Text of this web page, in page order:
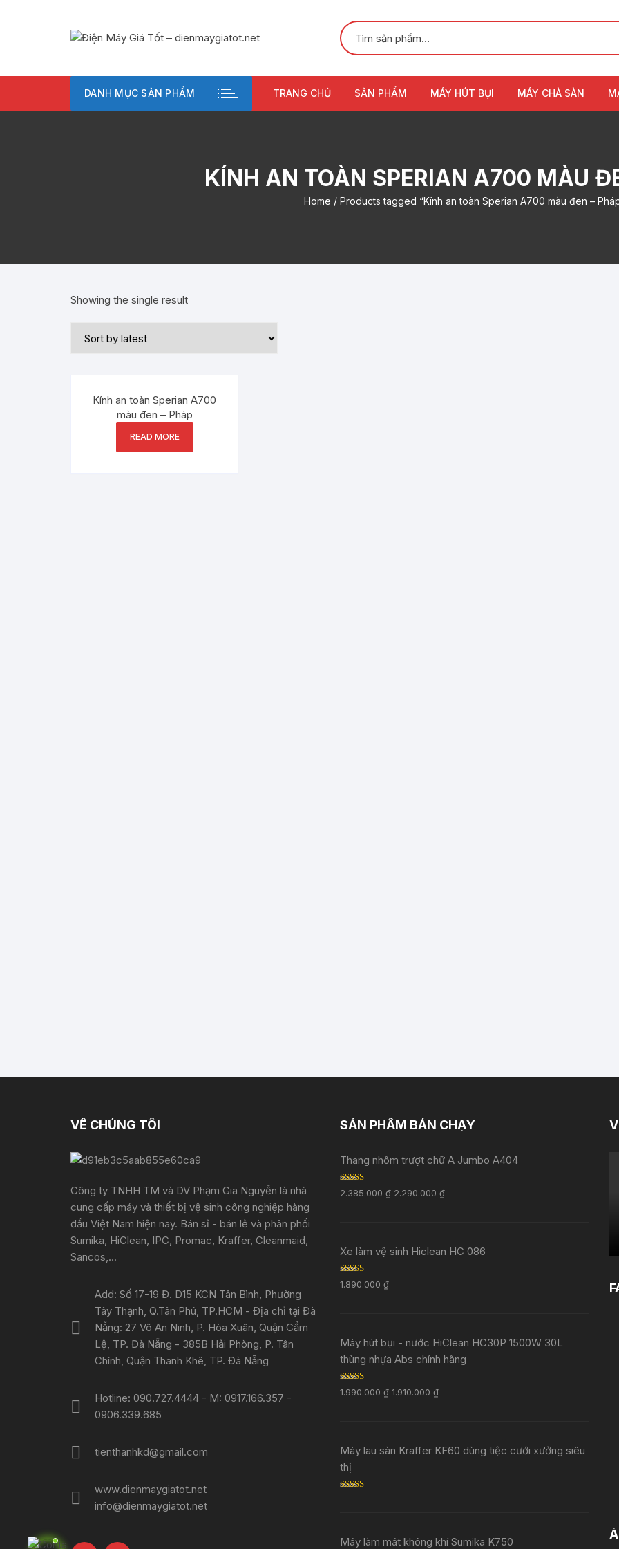
DANH MỤC SẢN PHẨM TRANG CHỦ SẢN PHẨM MÁY HÚT BỤI MÁY CHÀ SÀN
KÍNH AN TOÀN SPERIAN A700 MÀU
Home / Products tagged “Kính an toàn Sperian A700 màu đen –
Showing the single result
Kính an toàn Sperian A700
màu đen – Pháp
READ MORE
VỀ CHÚNG TÔI
Công ty TNHH TM và DV Phạm Gia Nguyễn là nhà
cung cấp máy và thiết bị vệ sinh công nghiệp hàng
đầu Việt Nam hiện nay. Bán sỉ - bán lẻ và phân phối
Sumika, HiClean, IPC, Promac, Kraffer, Cleanmaid,
Sancos,...
Add: Số 17-19 Đ. D15 KCN Tân Bình, Phường
Tây Thạnh, Q.Tân Phú, TP.HCM - Địa chỉ tại Đà
Nẵng: 27 Võ An Ninh, P. Hòa Xuân, Quận Cẩm
Lệ, TP. Đà Nẵng - 385B Hải Phòng, P. Tân
Chính, Quận Thanh Khê, TP. Đà Nẵng
Hotline: 090.727.4444 - M: 0917.166.357 -
0906.339.685
tienthanhkd@gmail.com
www.dienmaygiatot.net
info@dienmaygiatot.net
SẢN PHẨM BÁN CHẠY
Thang nhôm trượt chữ A Jumbo A404
Rated 5.00
out of 5
2.385.000₫ 2.290.000 ₫
Xe làm vệ sinh Hiclean HC 086
Rated 5.00
out of 5
1.890.000 ₫
Máy hút bụi - nước HiClean HC30P 1500W 30L
thùng nhựa Abs chính hãng
Rated 5.00
out of 5
1.990.000₫ 1.910.000 ₫
Máy lau sàn Kraffer KF60 dùng tiệc cưới xưởng siêu
thị
Máy làm mát không khí Sumika K750